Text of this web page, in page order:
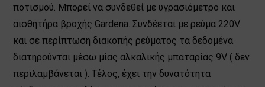
ποτισμού. Μπορεί να συνδεθεί με υγρασιόμετρο και
αισθητήρα βροχής Gardena. Συνδέεται με ρεύμα 220V
και σε περίπτωση διακοπής ρεύματος τα δεδομένα
διατηρούνται μέσω μίας αλκαλικής μπαταρίας 9V ( δεν
περιλαμβάνεται ). Τέλος, έχει την δυνατότητα